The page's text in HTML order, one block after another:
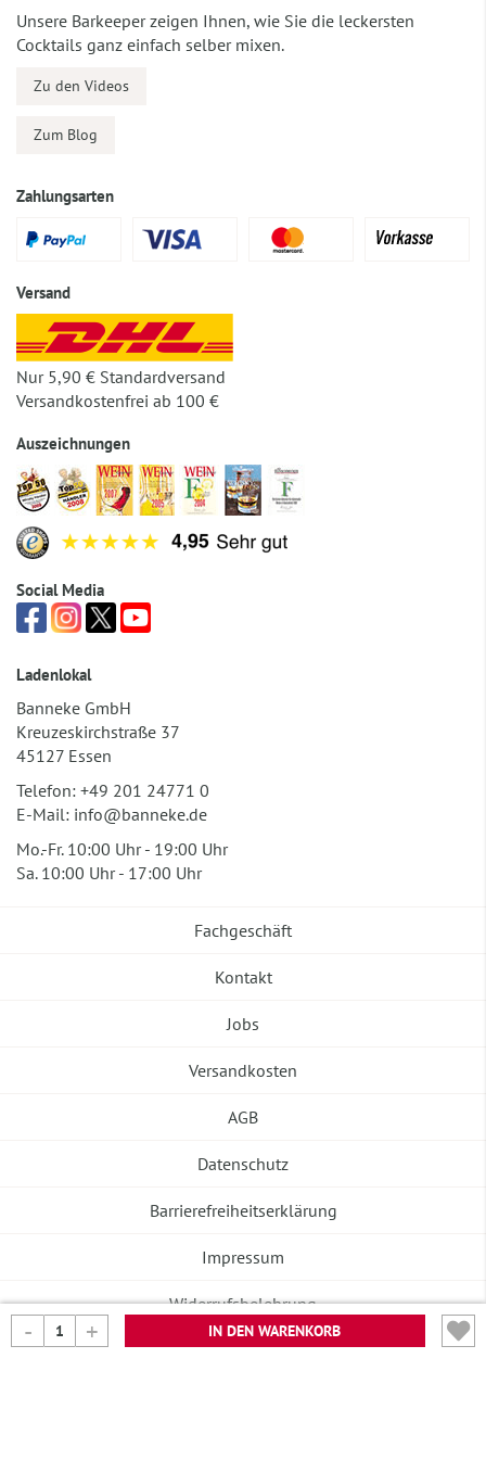
IN DEN WARENKORB
Unsere Barkeeper zeigen Ihnen, wie Sie die leckersten
Cocktails ganz einfach selber mixen.
Zu den Videos
Zum Blog
Zahlungsarten
Versand
Nur 5,90 € Standardversand
Versandkostenfrei ab 100 €
Auszeichnungen
Social Media
Ladenlokal
Banneke GmbH
Kreuzeskirchstraße 37
45127 Essen
Telefon: +49 201 24771 0
E-Mail: info@banneke.de
Mo.-Fr. 10:00 Uhr - 19:00 Uhr
Sa. 10:00 Uhr - 17:00 Uhr
Fachgeschäft
Kontakt
Jobs
Versandkosten
AGB
Datenschutz
Barrierefreiheitserklärung
Impressum
Widerrufsbelehrung
Vertrag widerrufen